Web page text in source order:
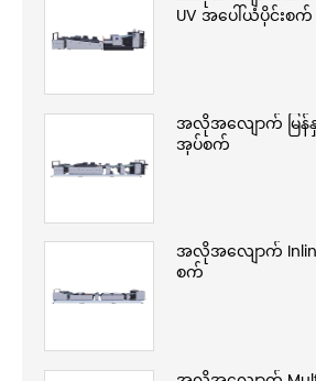
UV အပေါ်ယံပိုင်းစက်
အလိုအလျောက် မြန်နှု
အုပ်စက်
အလိုအလျောက်
စက်